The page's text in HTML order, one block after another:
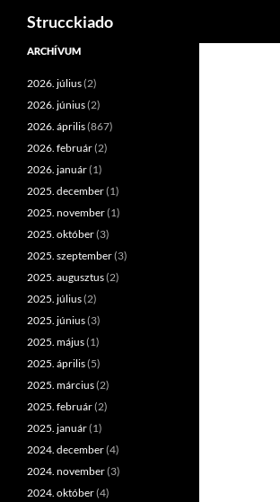
Tartalomhoz
Strucckiado
ARCHÍVUM
2026. július(2)
2026. június(2)
2026. április(867)
2026. február(2)
2026. január(1)
2025. december(1)
2025. november(1)
2025. október(3)
2025. szeptember(3)
2025. augusztus(2)
2025. július(2)
2025. június(3)
2025. május(1)
2025. április(5)
2025. március(2)
2025. február(2)
2025. január(1)
2024. december(4)
2024. november(3)
2024. október(4)